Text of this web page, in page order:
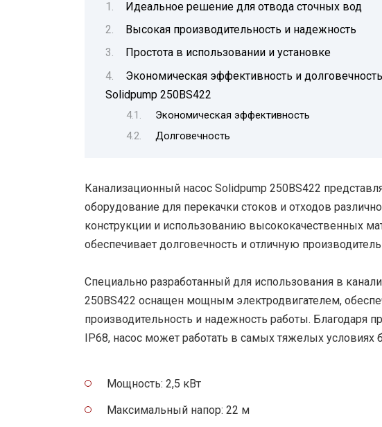
Идеальное решение для отвода сточных вод
Высокая производительность и надежность
Простота в использовании и установке
Экономическая эффективность и
Solidpump 250BS422
Экономическая эффективность
Долговечность
Канализационный насос Solidpump 250BS422
оборудование для перекачки стоков и отходов
конструкции и использованию высококачественных
обеспечивает долговечность и отличную
Специально разработанный для использования в
250BS422 оснащен мощным электродвигателем,
производительность и надежность работы. Благодаря
IP68, насос может работать в самых тяжелых условиях
Мощность: 2,5 кВт
Максимальный напор: 22 м